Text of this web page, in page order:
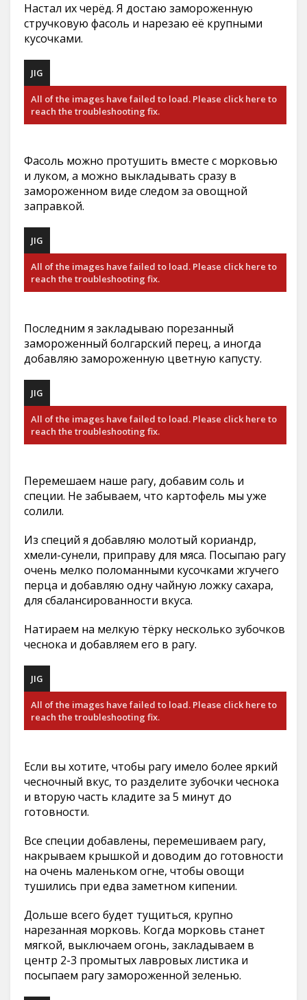
Настал их черёд. Я достаю замороженную
стручковую фасоль и нарезаю её крупными
кусочками.
JIG
All of the images have failed to load. Please click here to
reach the troubleshooting fix.
Фасоль можно протушить вместе с морковью
и луком, а можно выкладывать сразу в
замороженном виде следом за овощной
заправкой.
JIG
All of the images have failed to load. Please click here to
reach the troubleshooting fix.
Последним я закладываю порезанный
замороженный болгарский перец, а иногда
добавляю замороженную цветную капусту.
JIG
All of the images have failed to load. Please click here to
reach the troubleshooting fix.
Перемешаем наше рагу, добавим соль и
специи. Не забываем, что картофель мы уже
солили.
Из специй я добавляю молотый кориандр,
хмели-сунели, приправу для мяса. Посыпаю рагу
очень мелко поломанными кусочками жгучего
перца и добавляю одну чайную ложку сахара,
для сбалансированности вкуса.
Натираем на мелкую тёрку несколько зубочков
чеснока и добавляем его в рагу.
JIG
All of the images have failed to load. Please click here to
reach the troubleshooting fix.
Если вы хотите, чтобы рагу имело более яркий
чесночный вкус, то разделите зубочки чеснока
и вторую часть кладите за 5 минут до
готовности.
Все специи добавлены, перемешиваем рагу,
накрываем крышкой и доводим до готовности
на очень маленьком огне, чтобы овощи
тушились при едва заметном кипении.
Дольше всего будет тущиться, крупно
нарезанная морковь. Когда морковь станет
мягкой, выключаем огонь, закладываем в
центр 2-3 промытых лавровых листика и
посыпаем рагу замороженной зеленью.